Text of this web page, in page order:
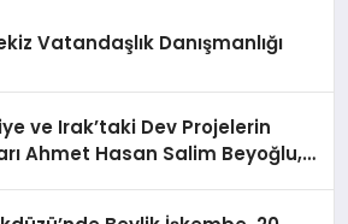
Vatandaşlık Danışmanlığı
ve Irak’taki Dev Projelerin
Ahmet Hasan Salim Beyoğlu,